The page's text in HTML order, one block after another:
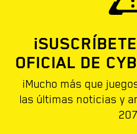
OFICIAL DE
¡Mucho más que
las últimas noticias y